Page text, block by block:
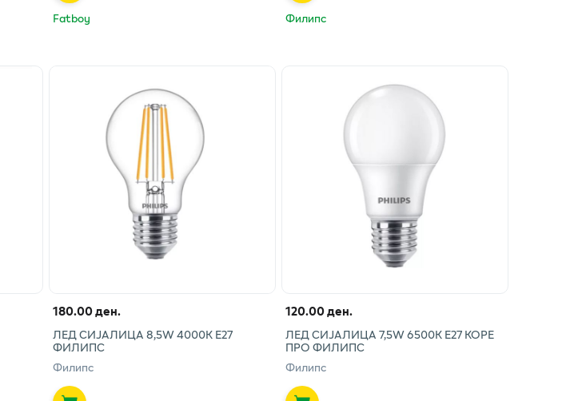
Fatboy Филипс
180.00 ден.
ЛЕД СИЈАЛИЦА 8,5W 4000К Е27
ФИЛИПС
Филипс
120.00 ден.
ЛЕД СИЈАЛИЦА 7,5W 6500K E27 КОРЕ
ПРО ФИЛИПС
Филипс